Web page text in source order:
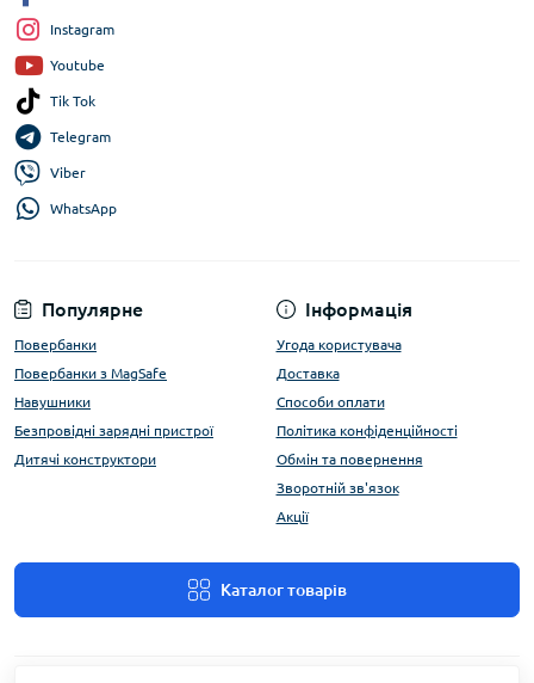
Популярне
Повербанки
Повербанки з MagSafe
Навушники
Безпровідні зарядні пристрої
Дитячі конструктори
Інформація
Угода користувача
Доставка
Способи оплати
Політика конфіденційності
Обмін та повернення
Зворотній зв'язок
Акції
Каталог товарів
Instagram
Youtube
Tik Tok
Telegram
Viber
WhatsApp